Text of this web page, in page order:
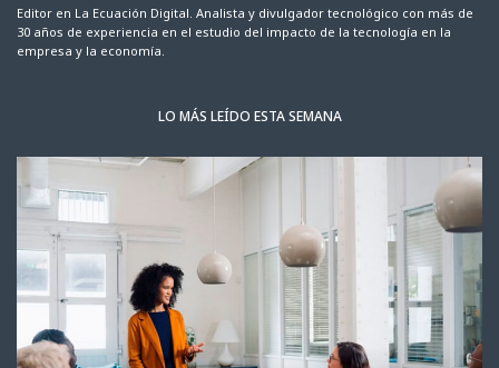
Editor en La Ecuación Digital. Analista y divulgador tecnológico con más de
30 años de experiencia en el estudio del impacto de la tecnología en la
empresa y la economía.
LO MÁS LEÍDO ESTA SEMANA